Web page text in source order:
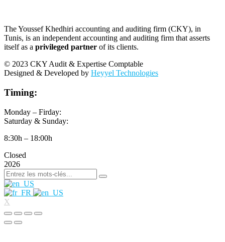
The Youssef Khedhiri accounting and auditing firm (CKY), in
Tunis, is an independent accounting and auditing firm that asserts
itself as a privileged partner of its clients.
© 2023 CKY Audit & Expertise Comptable
Designed & Developed by Heyyel Technologies
Timing:
Monday – Firday:
Saturday & Sunday:
8:30h – 18:00h
Closed
2026
X